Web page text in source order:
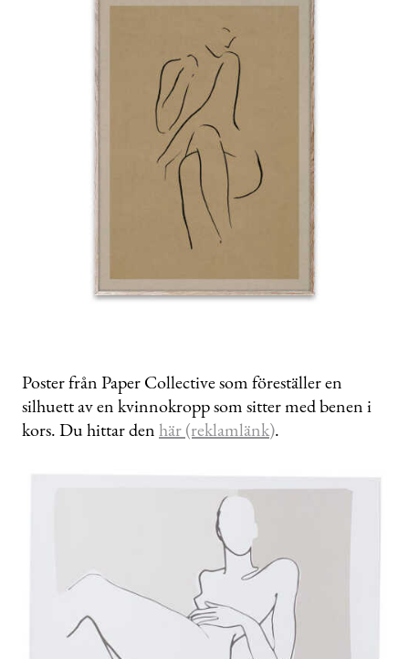
Poster från Paper Collective som föreställer en
silhuett av en kvinnokropp som sitter med benen i
kors. Du hittar denhär (reklamlänk).